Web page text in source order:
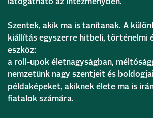
Szentek, akik ma is tanítanak. A
kiállítás egyszerre hitbeli, történelmi
eszköz:
a roll-upok életnagyságban,
nemzetünk nagy szentjeit és
példaképeket, akiknek élete ma is
fiatalok számára.